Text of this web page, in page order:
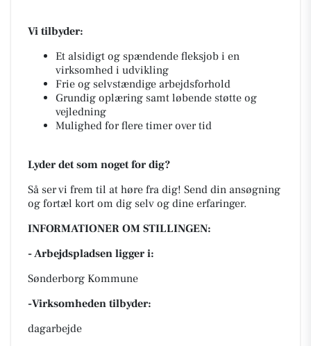
Vi tilbyder:
Et alsidigt og spændende fleksjob i en
virksomhed i udvikling
Frie og selvstændige arbejdsforhold
Grundig oplæring samt løbende støtte og
vejledning
Mulighed for flere timer over tid
Lyder det som noget for dig?
Så ser vi frem til at høre fra dig! Send din ansøgning
og fortæl kort om dig selv og dine erfaringer.
INFORMATIONER OM STILLINGEN:
- Arbejdspladsen ligger i:
Sønderborg Kommune
-Virksomheden tilbyder:
dagarbejde